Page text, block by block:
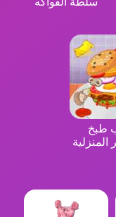
طبخ
المنزلية